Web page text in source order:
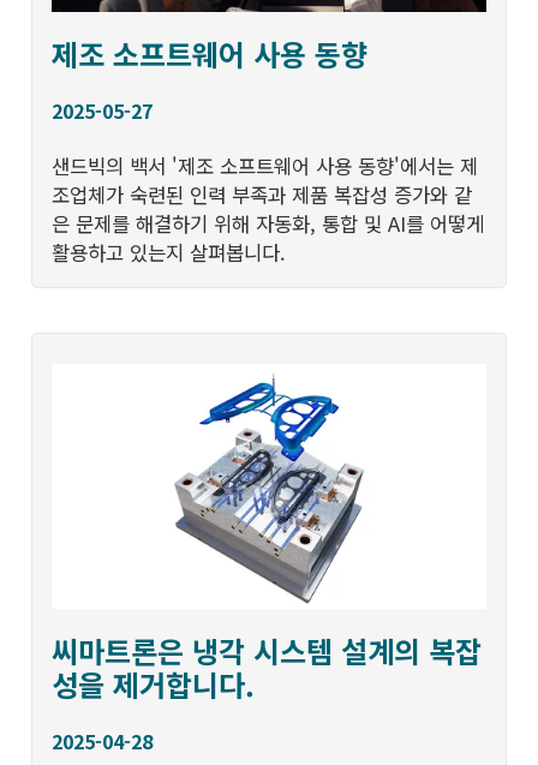
제조 소프트웨어 사용 동향
2025-05-27
샌드빅의 백서 '제조 소프트웨어 사용 동향'에서는 제
조업체가 숙련된 인력 부족과 제품 복잡성 증가와 같
은 문제를 해결하기 위해 자동화, 통합 및 AI를 어떻게
활용하고 있는지 살펴봅니다.
씨마트론은 냉각 시스템 설계의 복잡
성을 제거합니다.
2025-04-28